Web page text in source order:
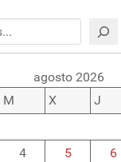
Buscar
agosto 2026
M X J
4 5 6